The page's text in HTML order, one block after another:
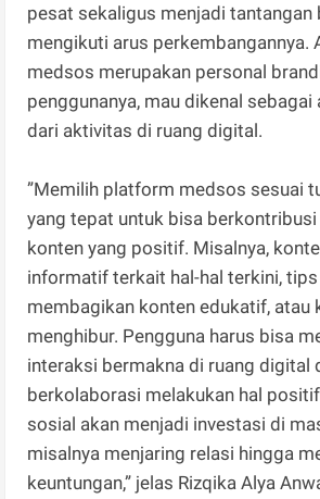
pesat sekaligus menjadi tantangan
mengikuti arus perkembangannya.
medsos merupakan personal
penggunanya, mau dikenal
dari aktivitas di ruang digital.
”Memilih platform medsos sesuai
yang tepat untuk bisa
konten yang positif. Misalnya,
informatif terkait hal-hal terkini,
membagikan konten edukatif, atau
menghibur. Pengguna harus bisa
interaksi bermakna di ruang digital
berkolaborasi melakukan hal
sosial akan menjadi investasi di
misalnya menjaring relasi hingga
keuntungan,” jelas Rizqika Alya